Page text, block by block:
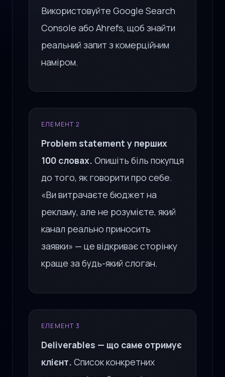
Використовуйте Google Search
Console або Ahrefs, щоб знайти
реальний запит з комерційним
наміром.
ЕЛЕМЕНТ 2
Problem statement у перших
100 словах. Опишіть біль покупця
до того, як говорити про себе.
«Ви витрачаєте бюджет на
рекламу, але не розумієте, який
канал реально приносить
заявки» — це відкриває сторінку
краще за будь-який слоган.
ЕЛЕМЕНТ 3
Deliverables — що саме отримує
клієнт. Список конкретних